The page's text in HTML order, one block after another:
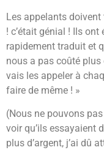
Les appelants doivent
! c’était génial ! Ils
rapidement traduit et
nous a pas coûté plus
vais les appeler à
faire de même ! »
(Nous ne pouvons
voir qu’ils essayaient
plus d’argent, j’ai dû